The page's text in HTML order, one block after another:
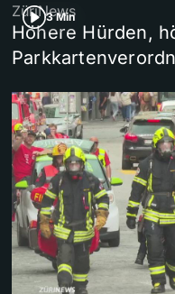
3 Min
ZüriNews
Höhere Hürden,